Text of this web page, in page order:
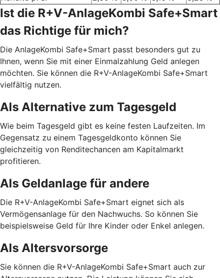
Ist die R+V-AnlageKombi Safe+Smart
das Richtige für mich?
Die AnlageKombi Safe+Smart passt besonders gut zu
Ihnen, wenn Sie mit einer Einmalzahlung Geld anlegen
möchten. Sie können die R+V-AnlageKombi Safe+Smart
vielfältig nutzen.
Als Alternative zum Tagesgeld
Wie beim Tagesgeld gibt es keine festen Laufzeiten. Im
Gegensatz zu einem Tagesgeldkonto können Sie
gleichzeitig von Renditechancen am Kapitalmarkt
profitieren.
Als Geldanlage für andere
Die R+V-AnlageKombi Safe+Smart eignet sich als
Vermögensanlage für den Nachwuchs. So können Sie
beispielsweise Geld für Ihre Kinder oder Enkel anlegen.
Als Altersvorsorge
Sie können die R+V-AnlageKombi Safe+Smart auch zur